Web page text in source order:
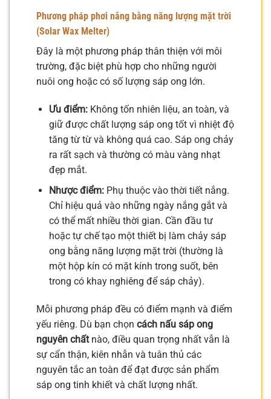
Phương pháp phơi nắng bằng năng lượng mặt trời
(Solar Wax Melter)
Đây là một phương pháp thân thiện với môi
trường, đặc biệt phù hợp cho những người
nuôi ong hoặc có số lượng sáp ong lớn.
Ưu điểm:Không tốn nhiên liệu, an toàn, và
giữ được chất lượng sáp ong tốt vì nhiệt độ
tăng từ từ và không quá cao. Sáp ong chảy
ra rất sạch và thường có màu vàng nhạt
đẹp mắt.
Nhược điểm:Phụ thuộc vào thời tiết nắng.
Chỉ hiệu quả vào những ngày nắng gắt và
có thể mất nhiều thời gian. Cần đầu tư
hoặc tự chế tạo một thiết bị làm chảy sáp
ong bằng năng lượng mặt trời (thường là
một hộp kín có mặt kính trong suốt, bên
trong có khay nghiêng để sáp chảy).
Mỗi phương pháp đều có điểm mạnh và điểm
yếu riêng. Dù bạn chọn cách nấu sáp ong
nguyên chấtnào, điều quan trọng nhất vẫn là
sự cẩn thận, kiên nhẫn và tuân thủ các
nguyên tắc an toàn để đạt được sản phẩm
sáp ong tinh khiết và chất lượng nhất.